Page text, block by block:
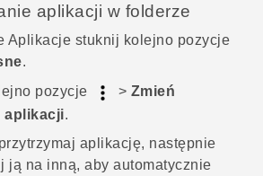
aplikacji w folderze
Aplikacje stuknij kolejno pozycje
.
pozycje
> Zmień
aplikacji.
aplikację, następnie
ją na inną, aby automatycznie